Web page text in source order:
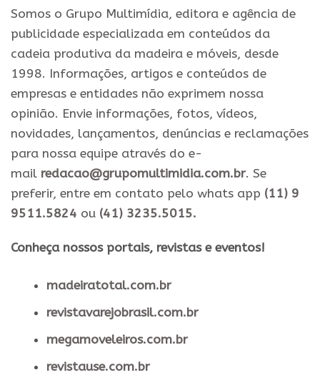
Somos o Grupo Multimídia, editora e agência de
publicidade especializada em conteúdos da
cadeia produtiva da madeira e móveis, desde
1998. Informações, artigos e conteúdos de
empresas e entidades não exprimem nossa
opinião. Envie informações, fotos, vídeos,
novidades, lançamentos, denúncias e reclamações
para nossa equipe através do e-
mail redacao@grupomultimidia.com.br. Se
preferir, entre em contato pelo whats app (11) 9
9511.5824 ou (41) 3235.5015.
​Conheça nossos ​portais, revistas e eventos​!
madeiratotal.com.br
revistavarejobrasil.com.br
megamoveleiros.com.br
revistause.com.br